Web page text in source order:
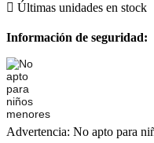
 Últimas unidades en stock
Información de seguridad:
Advertencia: No apto para